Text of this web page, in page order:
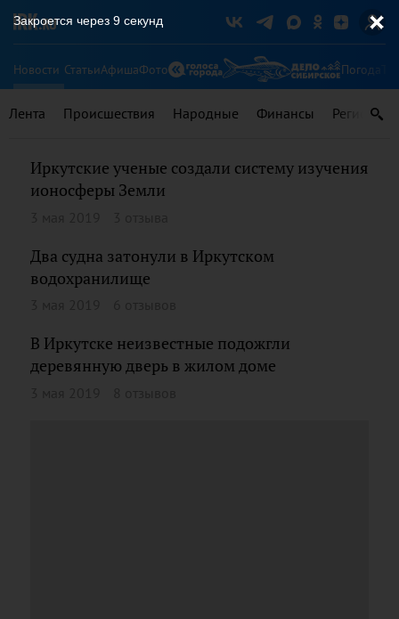
Новости СтатьиАфишаФото Погода
Лента Происшествия Народные Финансы Регионы
Иркутские ученые создали систему изучения
ионосферы Земли
Два судна затонули в Иркутском
водохранилище
В Иркутске неизвестные подожгли
деревянную дверь в жилом доме
Закроется через 9 секунд